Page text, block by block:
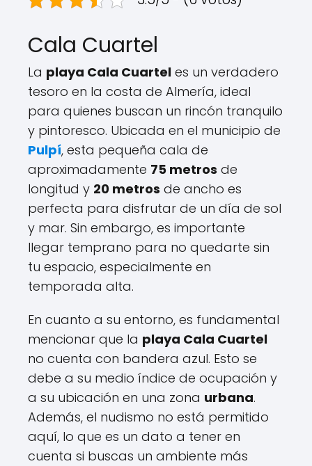
Cala Cuartel
La playa Cala Cuartel es un verdadero
tesoro en la costa de Almería, ideal
para quienes buscan un rincón tranquilo
y pintoresco. Ubicada en el municipio de
Pulpí, esta pequeña cala de
aproximadamente 75 metros de
longitud y 20 metros de ancho es
perfecta para disfrutar de un día de sol
y mar. Sin embargo, es importante
llegar temprano para no quedarte sin
tu espacio, especialmente en
temporada alta.
En cuanto a su entorno, es fundamental
mencionar que la playa Cala Cuartel
no cuenta con bandera azul. Esto se
debe a su medio índice de ocupación y
a su ubicación en una zona urbana.
Además, el nudismo no está permitido
aquí, lo que es un dato a tener en
cuenta si buscas un ambiente más